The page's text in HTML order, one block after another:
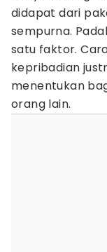
didapat dari
sempurna.
satu faktor.
kepribadian
menentukan
orang lain.